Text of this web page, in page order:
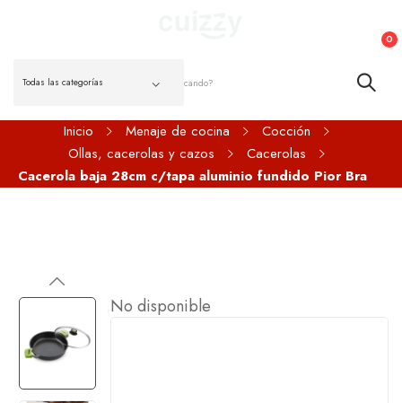
0
Inicio Menaje de cocina
Cocción
Ollas, cacerolas y cazos
Cacerolas
Cacerola baja 28cm c/tapa aluminio fundido Pior Bra
No disponible